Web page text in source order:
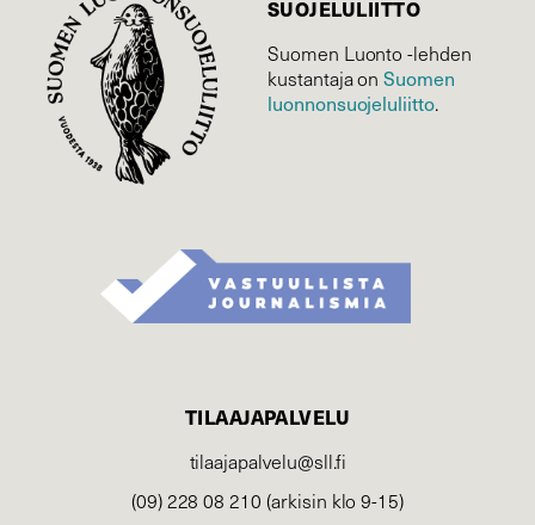
SUOJELU­LIITTO
Suomen Luonto -lehden
kustantaja onSuomen
luonnonsuojelu­liitto.
TILAAJAPALVELU
tilaajapalvelu@sll.fi
(09) 228 08 210 (arkisin klo 9-15)